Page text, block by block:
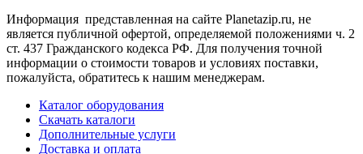
Информация представленная на сайте Planetazip.ru, не
является публичной офертой, определяемой положениями ч. 2
ст. 437 Гражданского кодекса РФ. Для получения точной
информации о стоимости товаров и условиях поставки,
пожалуйста, обратитесь к нашим менеджерам.
Каталог оборудования
Скачать каталоги
Дополнительные услуги
Доставка и оплата